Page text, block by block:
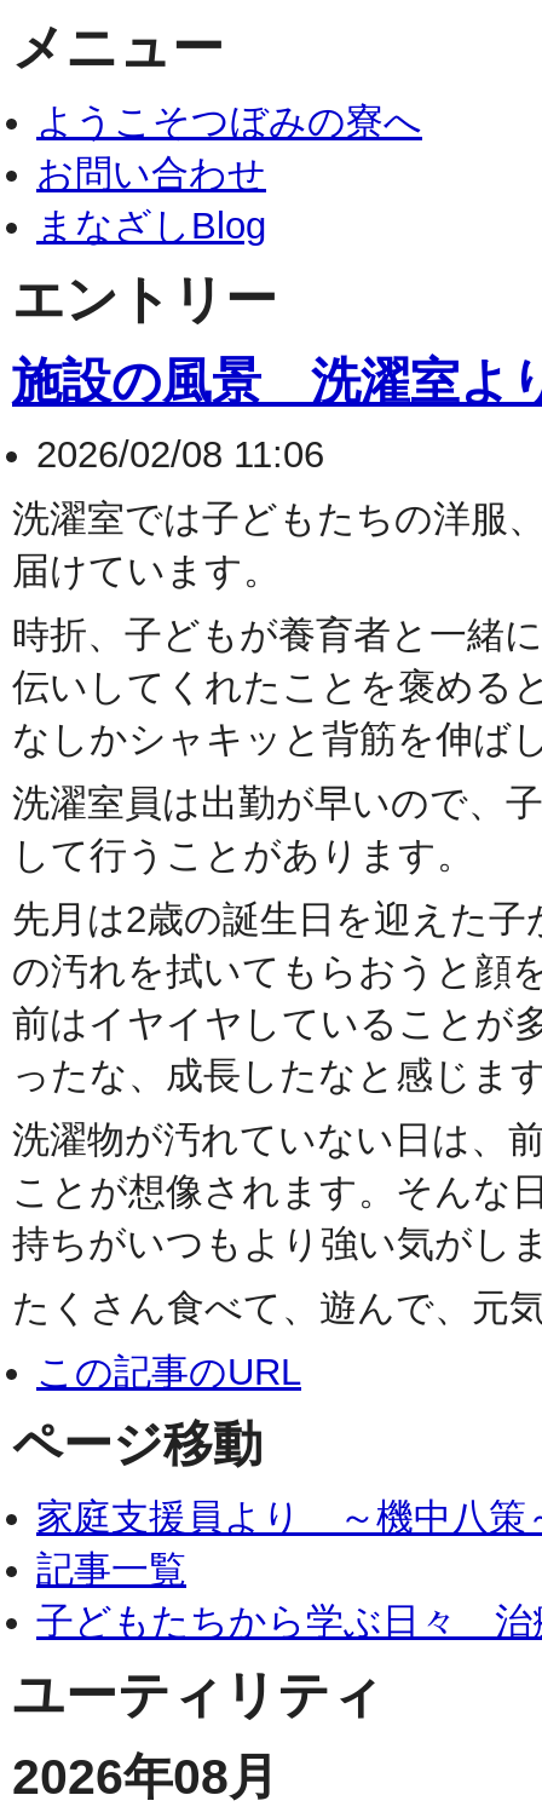
メニュー
ようこそつぼみの寮へ
お問い合わせ
まなざしBlog
エントリー
施設の風景 洗濯室よ
2026/02/08 11:06
洗濯室では子どもたちの洋服
届けています。
時折、子どもが養育者と一緒
伝いしてくれたことを褒める
なしかシャキッと背筋を伸ば
洗濯室員は出勤が早いので、
して行うことがあります。
先月は2歳の誕生日を迎えた
の汚れを拭いてもらおうと顔
前はイヤイヤしていることが
ったな、成長したなと感じま
洗濯物が汚れていない日は、
ことが想像されます。そんな
持ちがいつもより強い気がし
たくさん食べて、遊んで、元
この記事のURL
ページ移動
家庭支援員より ～機中八策
記事一覧
子どもたちから学ぶ日々 治
ユーティリティ
2026年08月